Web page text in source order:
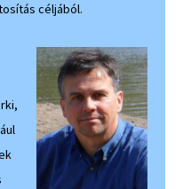
céljából.